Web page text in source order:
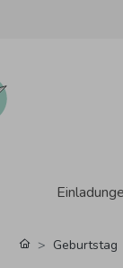
Geburtstag